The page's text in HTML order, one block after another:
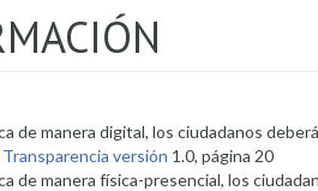
de manera digital, los ciudadanos
versión 1.0, página 20
de manera física-presencial, los